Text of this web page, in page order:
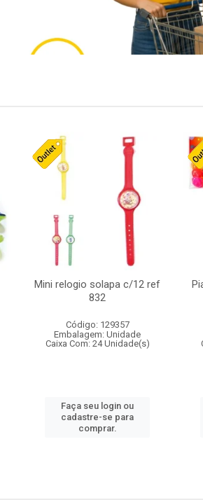
Mini relogio solapa c/12 ref
832
Código: 129357
Embalagem: Unidade
Caixa Com: 24 Unidade(s)
Faça seu login ou
cadastre-se para
comprar.